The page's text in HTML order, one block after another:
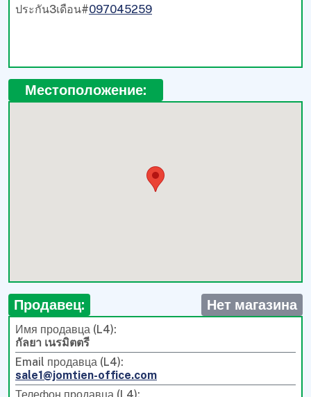
ประกัน3เดือน#097045259
Местоположение:
Продавец: Нет магазина
Имя продавца (L4):
กัลยา เนรมิตตรี
Email продавца (L4):
sale1@jomtien-office.com